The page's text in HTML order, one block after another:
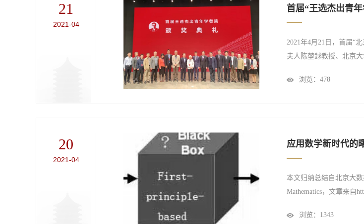
21
2021-04
首届“王选杰出青
2021年4月21日，首届“
夫人陈堃銶教授、北京
委员会严格的选拔评议
浏览： 478
20
2021-04
应用数学新时代
本文归纳总结自北京大
Mathematics，文章来自
经典的例子是行星运动
浏览： 1343